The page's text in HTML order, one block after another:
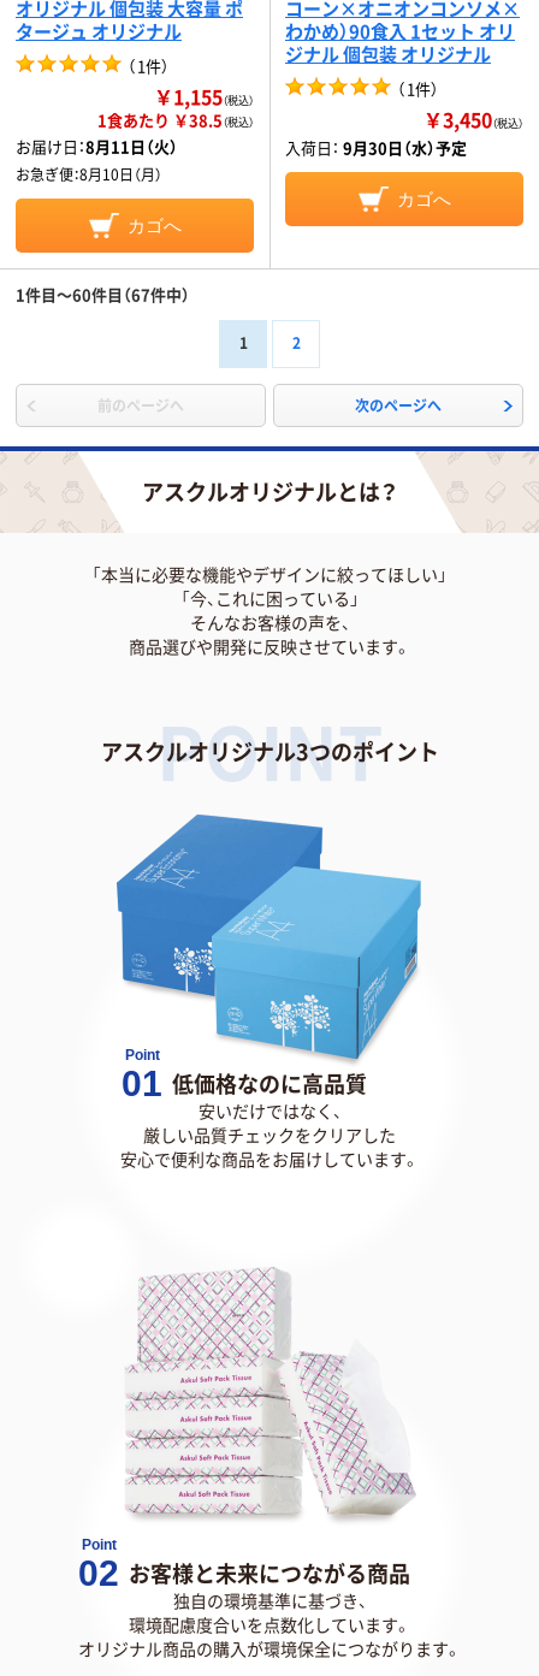
オリジナル 個包装 大容量 ポ
タージュ オリジナル
（1件）
￥1,155（税込）
1食あたり ￥38.5（税込）
お届け日：8月11日（火）
お急ぎ便：8月10日（月）
カゴへ
コーン×オニオンコンソメ×
わかめ）90食入 1セット オリ
ジナル 個包装 オリジナル
（1件）
￥3,450（税込）
入荷日： 9月30日（水）予定
カゴへ
1件目～60件目（67件中）
1 2
前のページへ 次のページへ
アスクルオリジナルとは？
「本当に必要な機能やデザインに絞ってほしい」
「今、これに困っている」
そんなお客様の声を、
商品選びや開発に反映させています。
POINT
アスクルオリジナル3つのポイント
Point
01 低価格なのに高品質
安いだけではなく、
厳しい品質チェックをクリアした
安心で便利な商品をお届けしています。
Point
02 お客様と未来につながる商品
独自の環境基準に基づき、
環境配慮度合いを点数化しています。
オリジナル商品の購入が環境保全につながります。